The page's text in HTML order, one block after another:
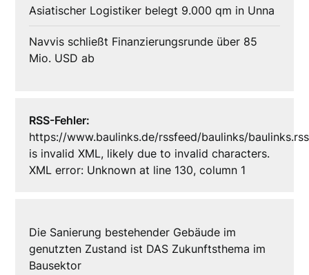
Asiatischer Logistiker belegt 9.000 qm in Unna
Navvis schließt Finanzierungsrunde über 85
Mio. USD ab
RSS-Fehler:
https://www.baulinks.de/rssfeed/baulinks/baulinks.rss
is invalid XML, likely due to invalid characters.
XML error: Unknown at line 130, column 1
Die Sanierung bestehender Gebäude im
genutzten Zustand ist DAS Zukunftsthema im
Bausektor